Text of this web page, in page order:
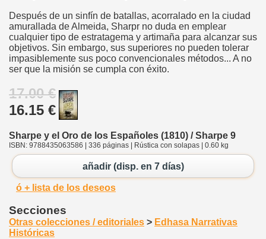
Después de un sinfín de batallas, acorralado en la ciudad
amurallada de Almeida, Sharpr no duda en emplear
cualquier tipo de estratagema y artimaña para alcanzar sus
objetivos. Sin embargo, sus superiores no pueden tolerar
impasiblemente sus poco convencionales métodos... A no
ser que la misión se cumpla con éxito.
17.00 €
16.15 €
Sharpe y el Oro de los Españoles (1810) / Sharpe 9
ISBN: 9788435063586 | 336 páginas | Rústica con solapas | 0.60 kg
añadir (disp. en 7 días)
ó + lista de los deseos
Secciones
Otras colecciones / editoriales > Edhasa Narrativas
Históricas